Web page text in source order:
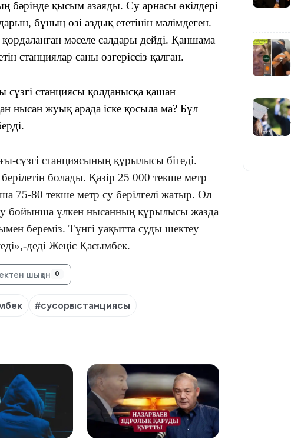
бәрінде қысым азаяды. Су арнасы өкілдері
бұның өзі аздықететінін мәлімдеген.
мәселе салдары дейді. Қаншама
станциялар саны өзгеріссіз қалған.
сүзгі станциясы қолданысқа қашан
нысан жуық арада іске қосыла ма? Бұл
сүзгі станциясының құрылысы бітеді.
болады. Қазір 25 000 текше метр
75-80 текше метр су берілгелі жатыр. Ол
бойынша үлкен нысанның құрылысы жазда
береміз. Түнгі уақытта суды шектеу
деді Жеңіс Қасымбек.
шыққан 0
#сусорғыстанциясы
09:36